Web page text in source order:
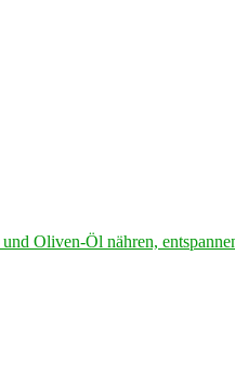
Oliven-Öl nähren,